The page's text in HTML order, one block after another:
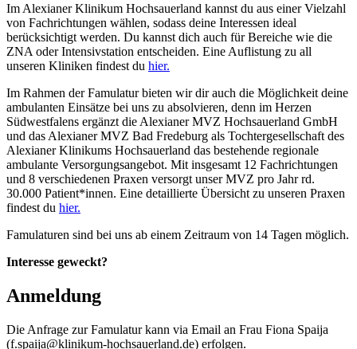
Im Alexianer Klinikum Hochsauerland kannst du aus einer Vielzahl
von Fachrichtungen wählen, sodass deine Interessen ideal
berücksichtigt werden. Du kannst dich auch für Bereiche wie die
ZNA oder Intensivstation entscheiden. Eine Auflistung zu all
unseren Kliniken findest du hier.
Im Rahmen der Famulatur bieten wir dir auch die Möglichkeit deine
ambulanten Einsätze bei uns zu absolvieren, denn im Herzen
Südwestfalens ergänzt die Alexianer MVZ Hochsauerland GmbH
und das Alexianer MVZ Bad Fredeburg als Tochtergesellschaft des
Alexianer Klinikums Hochsauerland das bestehende regionale
ambulante Versorgungsangebot. Mit insgesamt 12 Fachrichtungen
und 8 verschiedenen Praxen versorgt unser MVZ pro Jahr rd.
30.000 Patient*innen. Eine detaillierte Übersicht zu unseren Praxen
findest du hier.
Famulaturen sind bei uns ab einem Zeitraum von 14 Tagen möglich.
Interesse geweckt?
Anmeldung
Die Anfrage zur Famulatur kann via Email an Frau Fiona Spaija
(f.spaija@klinikum-hochsauerland.de) erfolgen.